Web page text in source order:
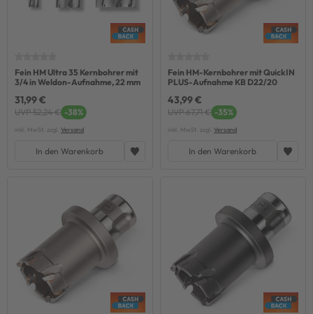
Fein HM Ultra 35 Kernbohrer mit
3/4 in Weldon-Aufnahme, 22 mm
31,99 €
UVP 52,24 € -38%
inkl. MwSt. zzgl. Versand
In den Warenkorb
Fein HM-Kernbohrer mit QuickIN
PLUS-Aufnahme KB D22/20
43,99 €
UVP 67,71 € -35%
inkl. MwSt. zzgl. Versand
In den Warenkorb